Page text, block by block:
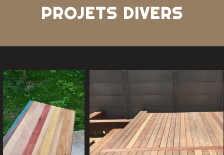
PROJETS DIVERS